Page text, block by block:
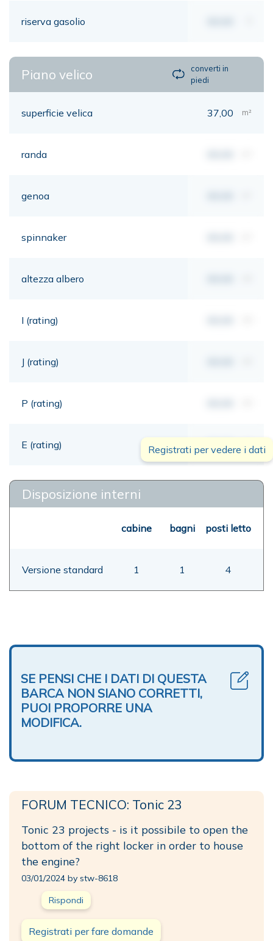
riserva gasolio
Piano velico
converti in
piedi
superficie velica 37,00 m²
randa
genoa
spinnaker
altezza albero
I (rating)
J (rating)
P (rating)
E (rating) 00,00 mt
Registrati per vedere i dati
Disposizione interni
cabine bagni posti letto
Versione standard 1 1 4
SE PENSI CHE I DATI DI QUESTA
BARCA NON SIANO CORRETTI,
PUOI PROPORRE UNA
MODIFICA.
FORUM TECNICO: Tonic 23
Tonic 23 projects - is it possibile to open the
bottom of the right locker in order to house
the engine?
03/01/2024 by stw-8618
Rispondi
Registrati per fare domande